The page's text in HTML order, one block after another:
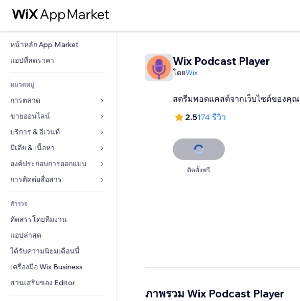
หน้าหลัก App Market
แอปที่ลดราคา
หมวดหมู่
การตลาด
โฆษณา
โทรศัพท์มือถือ
บทวิเคราะห์
โซเชียล
ทำอันดับเว็บไซต์
อีเมล
ขายออนไลน์
แอปสำหรับร้านค้า
การจัดส่ง & ส่งมอบสินค้า
ปุ่มการจำหน่าย
คอร์สออนไลน์
บัญชี
คูปอง & ความภักดีในแบรนด์
โซลูชันคลังสินค้า
การดรอปชิป
(Crowdfunding)
อาหาร & เครื่องดื่ม
บริการ & อีเวนท์
โรงแรม
อีเวนท์
ร้านอาหาร
อสังหาริมทรัพย์
การจอง
มีเดีย & เนื้อหา
แกลเลอรี
เพลง
พอดแคสต์
การถ่ายภาพ
วิดีโอ
PDF
การแชร์ไฟล์
ข่าว
องค์ประกอบการออกแบบ
แผนที่  & การนำทาง
ส่วนบุคคล & ความปลอดภัย
นาฬิกา
เทมเพลตเพจ
เอฟเฟกต์รูปภาพ
ปุ่ม & เมนู
แบนเนอร์ & สัญลักษณ์
เครื่องคำนวน
ค้นหา
แบบฟอร์ม
แบบสำรวจ
แชต
หมายเหตุ
โทรศัพท์
ชุมชน
รีวิว & การรับรอง
สำรวจ
คัดสรรโดยทีมงาน
แอปล่าสุด
ได้รับความนิยมเดือนนี้
เครื่องมือ Wix Business
ส่วนเสริมของ Editor
Wix Podcast Player
โดยWix
สตรีมพอดแคสต์จากเว็บไซต์ของคุณ
2.5174 รีวิว
ติดตั้งฟรี
ภาพรวม Wix Podcast Player